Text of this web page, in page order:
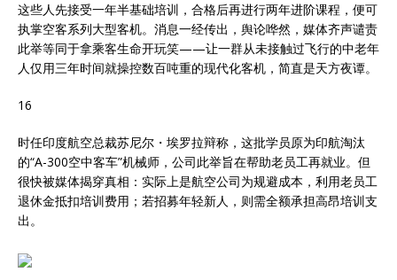
这些人先接受一年半基础培训，合格后再进行两年进阶课程，便可
执掌空客系列大型客机。消息一经传出，舆论哗然，媒体齐声谴责
此举等同于拿乘客生命开玩笑——让一群从未接触过飞行的中老年
人仅用三年时间就操控数百吨重的现代化客机，简直是天方夜谭。
16
时任印度航空总裁苏尼尔・埃罗拉辩称，这批学员原为印航淘汰
的“A-300空中客车”机械师，公司此举旨在帮助老员工再就业。但
很快被媒体揭穿真相：实际上是航空公司为规避成本，利用老员工
退休金抵扣培训费用；若招募年轻新人，则需全额承担高昂培训支
出。